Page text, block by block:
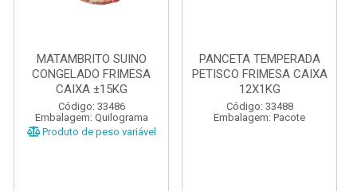
MATAMBRITO SUINO
CONGELADO FRIMESA
CAIXA ±15KG
Código: 33486
Embalagem: Quilograma
Produto de peso variável
PANCETA TEMPERADA
PETISCO FRIMESA CAIXA
12X1KG
Código: 33488
Embalagem: Pacote